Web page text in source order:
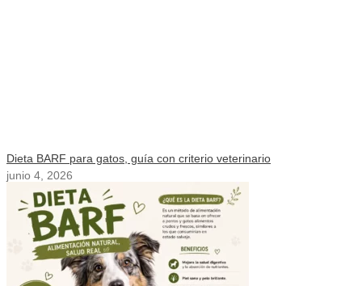
Dieta BARF para gatos, guía con criterio veterinario
junio 4, 2026